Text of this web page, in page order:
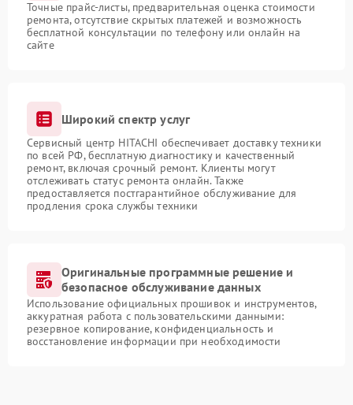
Точные прайс-листы, предварительная оценка стоимости
ремонта, отсутствие скрытых платежей и возможность
бесплатной консультации по телефону или онлайн на
сайте
Широкий спектр услуг
Сервисный центр HITACHI обеспечивает доставку техники
по всей РФ, бесплатную диагностику и качественный
ремонт, включая срочный ремонт. Клиенты могут
отслеживать статус ремонта онлайн. Также
предоставляется постгарантийное обслуживание для
продления срока службы техники
Оригинальные программные решение и
безопасное обслуживание данных
Использование официальных прошивок и инструментов,
аккуратная работа с пользовательскими данными:
резервное копирование, конфиденциальность и
восстановление информации при необходимости